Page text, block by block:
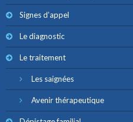
Signes d’appel
Le diagnostic
Le traitement
Les saignées
Avenir thérapeutique